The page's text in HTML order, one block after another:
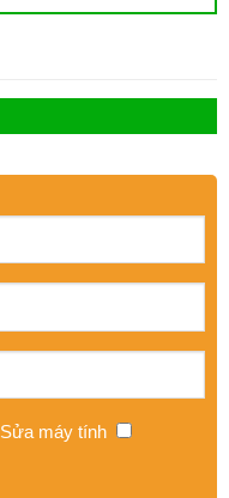
Sửa máy tính